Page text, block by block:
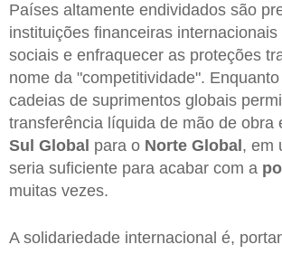
Países altamente endividados são
instituições financeiras
sociais e enfraquecer as proteções
nome da "competitividade".
cadeias de suprimentos globais
transferência líquida de mão de obra
Sul Global para o Norte Global , em
seria suficiente para acabar com a
muitas vezes.
A solidariedade internacional é,